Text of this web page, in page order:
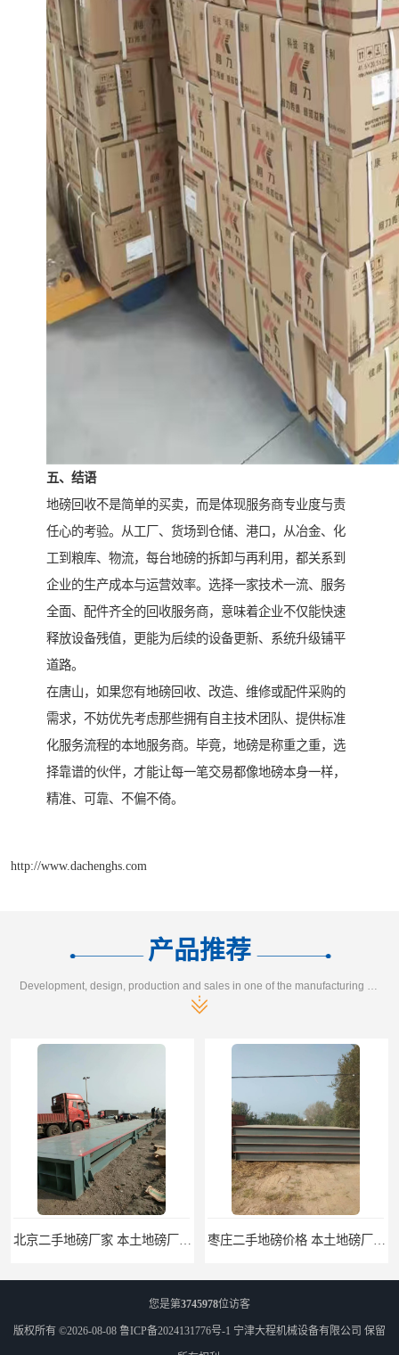
五、结语
地磅回收不是简单的买卖，而是体现服务商专业度与责
任心的考验。从工厂、货场到仓储、港口，从冶金、化
工到粮库、物流，每台地磅的拆卸与再利用，都关系到
企业的生产成本与运营效率。选择一家技术一流、服务
全面、配件齐全的回收服务商，意味着企业不仅能快速
释放设备残值，更能为后续的设备更新、系统升级铺平
道路。
在唐山，如果您有地磅回收、改造、维修或配件采购的
需求，不妨优先考虑那些拥有自主技术团队、提供标准
化服务流程的本地服务商。毕竟，地磅是称重之重，选
择靠谱的伙伴，才能让每一笔交易都像地磅本身一样，
精准、可靠、不偏不倚。
http://www.dachenghs.com
产品推荐
滨州二手地磅价格 价格优惠
您是第3745978位访客
版权所有 ©2026-08-08 鲁ICP备2024131776号-1 宁津大程机械设备有限公司 保留